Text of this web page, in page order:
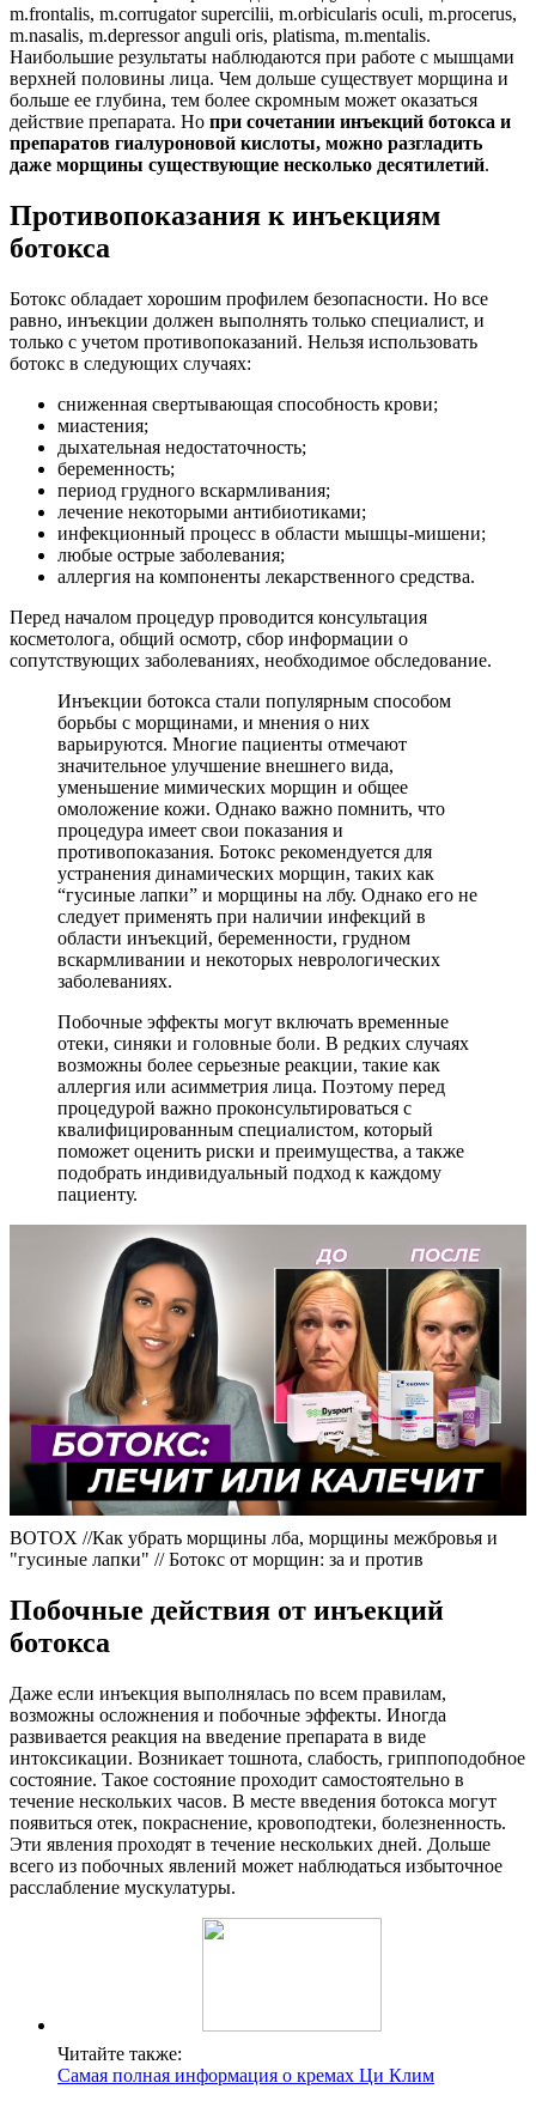
m.frontalis, m.corrugator supercilii, m.orbicularis oculi, m.procerus,
m.nasalis, m.depressor anguli oris, platisma, m.mentalis.
Наибольшие результаты наблюдаются при работе с мышцами
верхней половины лица. Чем дольше существует морщина и
больше ее глубина, тем более скромным может оказаться
действие препарата. Но при сочетании инъекций ботокса и
препаратов гиалуроновой кислоты, можно разгладить
даже морщины существующие несколько десятилетий.
Противопоказания к инъекциям
ботокса
Ботокс обладает хорошим профилем безопасности. Но все
равно, инъекции должен выполнять только специалист, и
только с учетом противопоказаний. Нельзя использовать
ботокс в следующих случаях:
сниженная свертывающая способность крови;
миастения;
дыхательная недостаточность;
беременность;
период грудного вскармливания;
лечение некоторыми антибиотиками;
инфекционный процесс в области мышцы-мишени;
любые острые заболевания;
аллергия на компоненты лекарственного средства.
Перед началом процедур проводится консультация
косметолога, общий осмотр, сбор информации о
сопутствующих заболеваниях, необходимое обследование.
Инъекции ботокса стали популярным способом
борьбы с морщинами, и мнения о них
варьируются. Многие пациенты отмечают
значительное улучшение внешнего вида,
уменьшение мимических морщин и общее
омоложение кожи. Однако важно помнить, что
процедура имеет свои показания и
противопоказания. Ботокс рекомендуется для
устранения динамических морщин, таких как
“гусиные лапки” и морщины на лбу. Однако его не
следует применять при наличии инфекций в
области инъекций, беременности, грудном
вскармливании и некоторых неврологических
заболеваниях.
Побочные эффекты могут включать временные
отеки, синяки и головные боли. В редких случаях
возможны более серьезные реакции, такие как
аллергия или асимметрия лица. Поэтому перед
процедурой важно проконсультироваться с
квалифицированным специалистом, который
поможет оценить риски и преимущества, а также
подобрать индивидуальный подход к каждому
пациенту.
BOTOX //Как убрать морщины лба, морщины межбровья и
"гусиные лапки" // Ботокс от морщин: за и против
Побочные действия от инъекций
ботокса
Даже если инъекция выполнялась по всем правилам,
возможны осложнения и побочные эффекты. Иногда
развивается реакция на введение препарата в виде
интоксикации. Возникает тошнота, слабость, гриппоподобное
состояние. Такое состояние проходит самостоятельно в
течение нескольких часов. В месте введения ботокса могут
появиться отек, покраснение, кровоподтеки, болезненность.
Эти явления проходят в течение нескольких дней. Дольше
всего из побочных явлений может наблюдаться избыточное
расслабление мускулатуры.
Читайте также:
Самая полная информация о кремах Ци Клим